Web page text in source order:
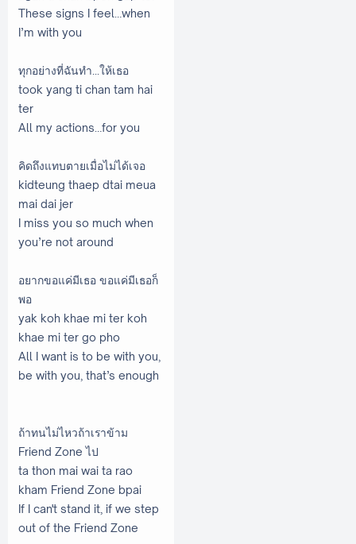
These signs I feel…when
I’m with you
ทุกอย่างที่ฉันทำ...ให้เธอ
took yang ti chan tam hai
ter
All my actions…for you
คิดถึงแทบตายเมื่อไม่ได้เจอ
kidteung thaep dtai meua
mai dai jer
I miss you so much when
you’re not around
อยากขอแค่มีเธอ ขอแค่มีเธอก็
พอ
yak koh khae mi ter koh
khae mi ter go pho
All I want is to be with you,
be with you, that’s enough
ถ้าทนไม่ไหวถ้าเราข้าม
Friend Zone ไป
ta thon mai wai ta rao
kham Friend Zone bpai
If I can't stand it, if we step
out of the Friend Zone